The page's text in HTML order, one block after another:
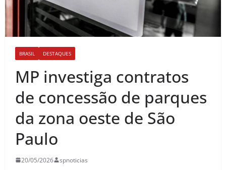
BRASIL DESTAQUES
MP investiga contratos
de concessão de parques
da zona oeste de São
Paulo
20/05/2026 spnoticias